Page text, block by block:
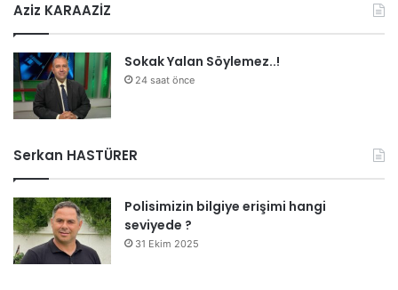
Aziz KARAAZİZ
Sokak Yalan Söylemez..!
24 saat önce
Serkan HASTÜRER
Polisimizin bilgiye erişimi hangi
seviyede ?
31 Ekim 2025